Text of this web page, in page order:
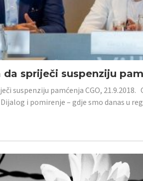
da spriječi suspenziju
suspenziju pamćenja CGO,
i pomirenje – gdje smo danas u